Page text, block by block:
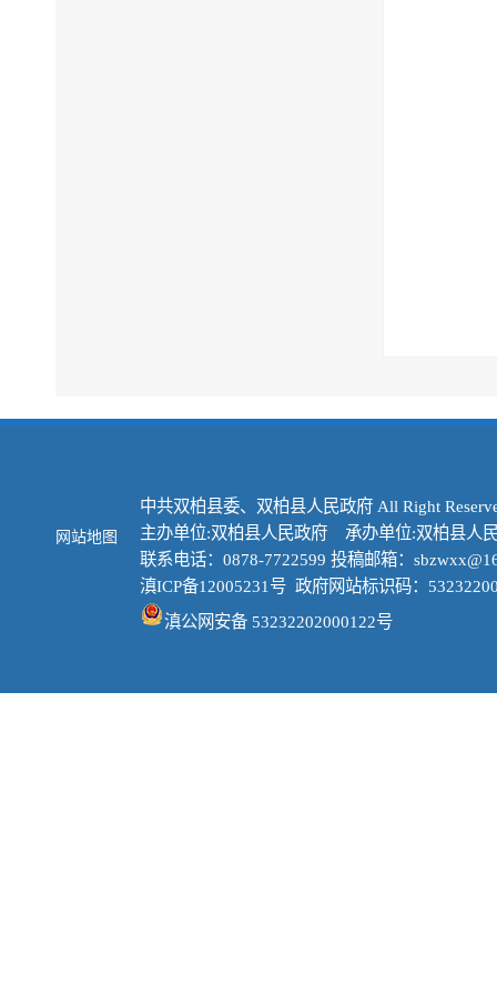
网站地图
中共双柏县委、双柏县人民政府 All Right
主办单位:双柏县人民政府 承办单位:双柏县人
联系电话：0878-7722599 投稿邮箱：
滇ICP备12005231号 政府网站标识码：
滇公网安备 53232202000122号